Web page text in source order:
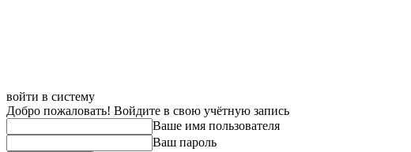
войти в систему
Добро пожаловать! Войдите в свою учётную запись
Ваше имя пользователя
Ваш пароль